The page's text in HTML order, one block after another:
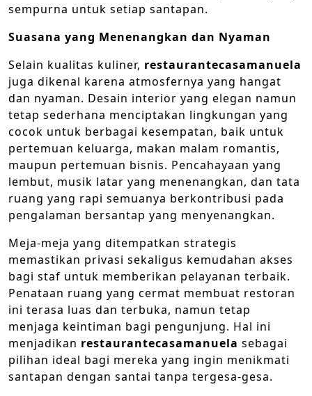
sempurna untuk setiap santapan.
Suasana yang Menenangkan dan Nyaman
Selain kualitas kuliner, restaurantecasamanuela
juga dikenal karena atmosfernya yang hangat
dan nyaman. Desain interior yang elegan namun
tetap sederhana menciptakan lingkungan yang
cocok untuk berbagai kesempatan, baik untuk
pertemuan keluarga, makan malam romantis,
maupun pertemuan bisnis. Pencahayaan yang
lembut, musik latar yang menenangkan, dan tata
ruang yang rapi semuanya berkontribusi pada
pengalaman bersantap yang menyenangkan.
Meja-meja yang ditempatkan strategis
memastikan privasi sekaligus kemudahan akses
bagi staf untuk memberikan pelayanan terbaik.
Penataan ruang yang cermat membuat restoran
ini terasa luas dan terbuka, namun tetap
menjaga keintiman bagi pengunjung. Hal ini
menjadikan restaurantecasamanuela sebagai
pilihan ideal bagi mereka yang ingin menikmati
santapan dengan santai tanpa tergesa-gesa.